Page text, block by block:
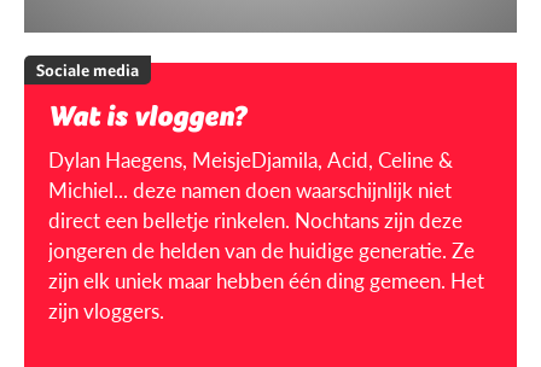
Sociale media
Wat is vloggen?
Dylan Haegens, MeisjeDjamila, Acid, Celine &
Michiel... deze namen doen waarschijnlijk niet
direct een belletje rinkelen. Nochtans zijn deze
jongeren de helden van de huidige generatie. Ze
zijn elk uniek maar hebben één ding gemeen. Het
zijn vloggers.